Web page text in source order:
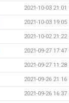
2021-10-03 21:01
2021-10-03 19:05
2021-10-02 21:22
2021-09-27 17:47
2021-09-27 11:28
2021-09-26 21:16
2021-09-26 16:37